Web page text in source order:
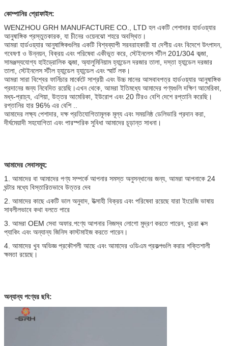
কোম্পানির প্রোফাইল:
WENZHOU GRH MANUFACTURE CO., LTD হল একটি পেশাদার হার্ডওয়্যার
আনুষাঙ্গিক প্রস্তুতকারক, যা চীনের ওয়েনঝো শহরে অবস্থিত।
আমরা হার্ডওয়্যার আনুষাঙ্গিকগুলির একটি বিশ্বব্যাপী সরবরাহকারী যা দেশীয় এবং বিদেশে উৎপাদন,
গবেষণা ও উন্নয়ন, বিক্রয় এবং পরিষেবা একীভূত করে, স্টেইনলেস স্টীল 201/304 কব্জা,
সামঞ্জস্যযোগ্য হাইড্রোলিক কব্জা, অ্যালুমিনিয়াম হ্যান্ডেল দরজার তালা, দস্তা হ্যান্ডেল দরজার
তালা, স্টেইনলেস স্টীল হ্যান্ডেল হ্যান্ডেল এবং স্মার্ট লক।
আমরা সারা বিশ্বের ফার্নিচার মার্কেটে সাশ্রয়ী এবং উচ্চ মানের আসবাবপত্র হার্ডওয়্যার আনুষাঙ্গিক
প্রদানের জন্য নিবেদিত রয়েছি।এখন থেকে, আমরা ইতিমধ্যে আমাদের পণ্যগুলি দক্ষিণ আমেরিকা,
মধ্য-প্রাচ্য, এশিয়া, উত্তর আমেরিকা, ইউরোপ এবং 20 টিরও বেশি দেশে রপ্তানি করেছি।
রপ্তানির হার 96% এর বেশি ..
আমাদের লক্ষ্য পেশাদার, দক্ষ প্রতিযোগিতামূলক মূল্য এবং সময়নিষ্ঠ ডেলিভারি প্রদান করা,
দীর্ঘমেয়াদী সহযোগিতা এবং পারস্পরিক সুবিধা আমাদের চূড়ান্ত সাধনা।
আমাদের সেবাসমূহ:
1. আমাদের বা আমাদের পণ্য সম্পর্কে আপনার সমস্ত অনুসন্ধানের জন্য, আমরা আপনাকে 24
ঘন্টার মধ্যে বিস্তারিতভাবে উত্তর দেব
2. আমাদের কাছে একটি ভাল অনুবাদ, উত্সাহী বিক্রয় এবং পরিষেবা রয়েছে যারা ইংরেজি ভাষায়
সাবলীলভাবে কথা বলতে পারে
3. আমরা OEM সেবা অফার.পণ্যে আপনার নিজস্ব লোগো মুদ্রণ করতে পারেন, খুচরা বক্স
প্যাকিং এবং অন্যান্য জিনিস কাস্টমাইজ করতে পারেন।
4. আমাদের খুব অভিজ্ঞ প্রকৌশলী আছে এবং আমাদের ওডিএম প্রকল্পগুলি করার শক্তিশালী
ক্ষমতা রয়েছে।
অন্যান্য পণ্যের ছবি: